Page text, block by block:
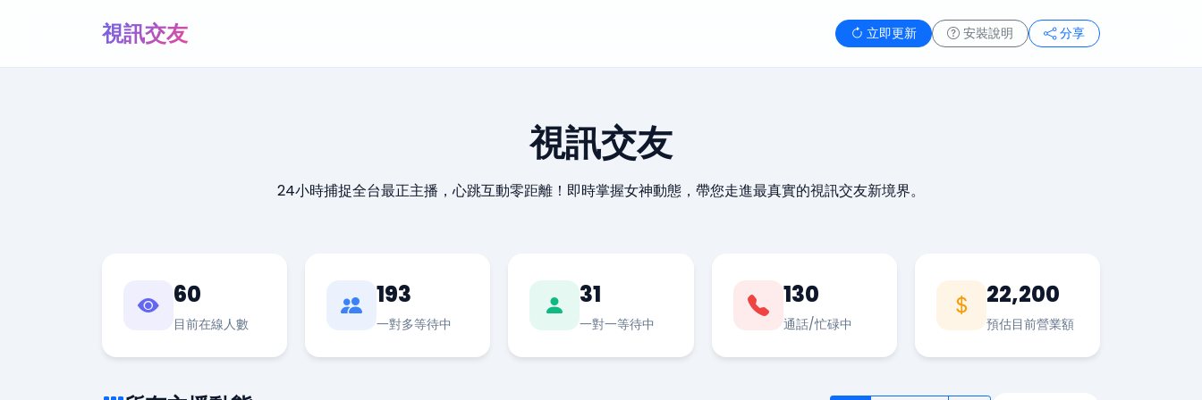
視訊交友 立即更新 安裝說明 分享
視訊交友
24小時捕捉全台最正主播，心跳互動零距離！即時掌握女神動態，帶您走進最真實的視訊交友新境界。
60
目前在線人數
193
一對多等待中
31
一對一等待中
130
通話/忙碌中
22,200
預估目前營業額